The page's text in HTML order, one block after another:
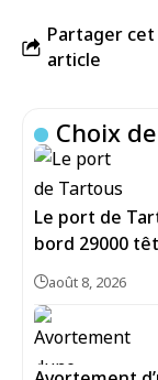
Partager cet
article
Choix
Le port de
bord 29000
août 8, 2026